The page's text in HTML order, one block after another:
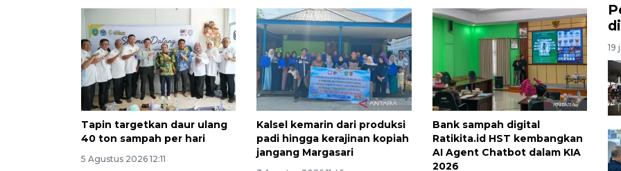
Tapin targetkan daur ulang
40 ton sampah per hari
5 Agustus 2026 12:11
Kalsel kemarin dari produksi
padi hingga kerajinan kopiah
jangang Margasari
Bank sampah digital
Ratikita.id HST kembangkan
AI Agent Chatbot dalam KIA
2026
19